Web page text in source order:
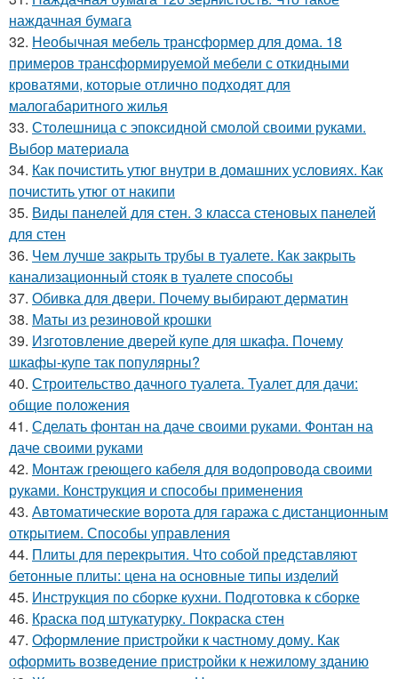
наждачная бумага
32. Необычная мебель трансформер для дома. 18
примеров трансформируемой мебели с откидными
кроватями, которые отлично подходят для
малогабаритного жилья
33. Столешница с эпоксидной смолой своими руками.
Выбор материала
34. Как почистить утюг внутри в домашних условиях. Как
почистить утюг от накипи
35. Виды панелей для стен. 3 класса стеновых панелей
для стен
36. Чем лучше закрыть трубы в туалете. Как закрыть
канализационный стояк в туалете способы
37. Обивка для двери. Почему выбирают дерматин
38. Маты из резиновой крошки
39. Изготовление дверей купе для шкафа. Почему
шкафы-купе так популярны?
40. Строительство дачного туалета. Туалет для дачи:
общие положения
41. Сделать фонтан на даче своими руками. Фонтан на
даче своими руками
42. Монтаж греющего кабеля для водопровода своими
руками. Конструкция и способы применения
43. Автоматические ворота для гаража с дистанционным
открытием. Способы управления
44. Плиты для перекрытия. Что собой представляют
бетонные плиты: цена на основные типы изделий
45. Инструкция по сборке кухни. Подготовка к сборке
46. Краска под штукатурку. Покраска стен
47. Оформление пристройки к частному дому. Как
оформить возведение пристройки к нежилому зданию